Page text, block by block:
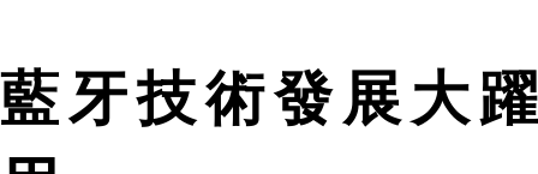
藍牙技術發展大